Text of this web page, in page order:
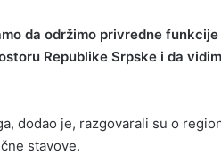
da održimo privredne
Republike Srpske i da
dodao je, razgovarali su o
stavove.